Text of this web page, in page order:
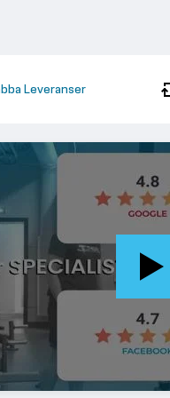
Leveranser